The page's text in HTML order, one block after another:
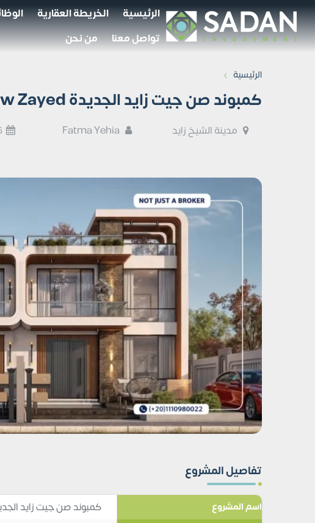
الرئيسية الخريطة العقارية
تواصل معنا
من نحن
الرئيسية ›
كمبوند صن جيت زايد الجديدة Sun Gate New Zayed تفاصيل وأسعار
مدينة الشيخ زايد
تفاصيل المشروع
اسم المشروع كمبوند صن جيت زايد